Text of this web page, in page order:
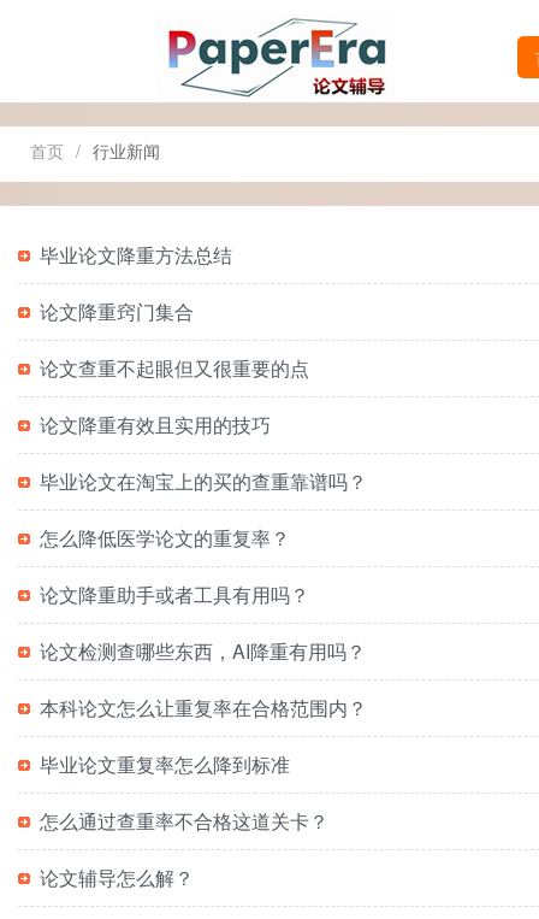
首页 / 行业新闻
毕业论文降重方法总结
论文降重窍门集合
论文查重不起眼但又很重要的点
论文降重有效且实用的技巧
毕业论文在淘宝上的买的查重靠谱吗？
怎么降低医学论文的重复率？
论文降重助手或者工具有用吗？
论文检测查哪些东西，AI降重有用吗？
本科论文怎么让重复率在合格范围内？
毕业论文重复率怎么降到标准
怎么通过查重率不合格这道关卡？
论文辅导怎么解？